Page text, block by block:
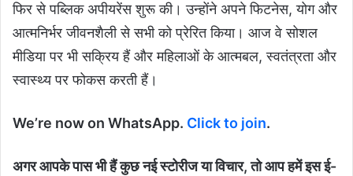
फिर से पब्लिक अपीयरेंस शुरू की। उन्होंने अपने फिटनेस, योग और
आत्मनिर्भर जीवनशैली से सभी को प्रेरित किया। आज वे सोशल
मीडिया पर भी सक्रिय हैं और महिलाओं के आत्मबल, स्वतंत्रता और
स्वास्थ्य पर फोकस करती हैं।
We’re now on WhatsApp. Click to join.
अगर आपके पास भी हैं कुछ नई स्टोरीज या विचार, तो आप हमें इस ई-